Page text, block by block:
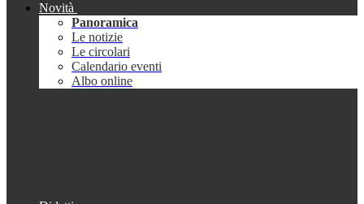
Novità
Panoramica
Le notizie
Le circolari
Calendario eventi
Albo online